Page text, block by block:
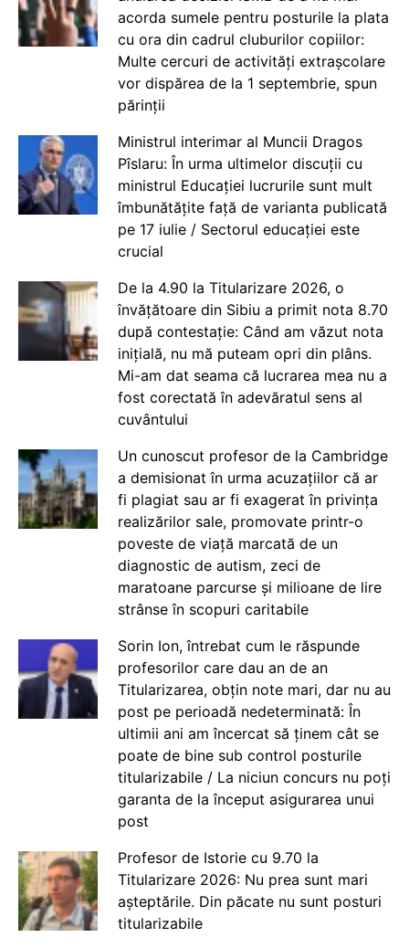
acorda sumele pentru posturile la plata
cu ora din cadrul cluburilor copiilor:
Multe cercuri de activități extrașcolare
vor dispărea de la 1 septembrie, spun
părinții
Ministrul interimar al Muncii Dragos
Pîslaru: În urma ultimelor discuții cu
ministrul Educației lucrurile sunt mult
îmbunătățite față de varianta publicată
pe 17 iulie / Sectorul educației este
crucial
De la 4.90 la Titularizare 2026, o
învățătoare din Sibiu a primit nota 8.70
după contestație: Când am văzut nota
inițială, nu mă puteam opri din plâns.
Mi-am dat seama că lucrarea mea nu a
fost corectată în adevăratul sens al
cuvântului
Un cunoscut profesor de la Cambridge
a demisionat în urma acuzațiilor că ar
fi plagiat sau ar fi exagerat în privința
realizărilor sale, promovate printr-o
poveste de viață marcată de un
diagnostic de autism, zeci de
maratoane parcurse și milioane de lire
strânse în scopuri caritabile
Sorin Ion, întrebat cum le răspunde
profesorilor care dau an de an
Titularizarea, obțin note mari, dar nu au
post pe perioadă nedeterminată: În
ultimii ani am încercat să ținem cât se
poate de bine sub control posturile
titularizabile / La niciun concurs nu poți
garanta de la început asigurarea unui
post
Profesor de Istorie cu 9.70 la
Titularizare 2026: Nu prea sunt mari
așteptările. Din păcate nu sunt posturi
titularizabile